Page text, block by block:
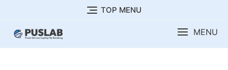
content
TOP MENU
MENU